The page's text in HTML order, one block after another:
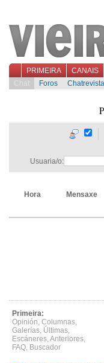
PRIMEIRA CANAIS
Chat
Foros
Usuaria/o:
Hora Mensaxe
Primeira:
Opinión, Columnas,
Galerías, Últimas,
Escáneres,Anteriores,
FAQ, Buscador